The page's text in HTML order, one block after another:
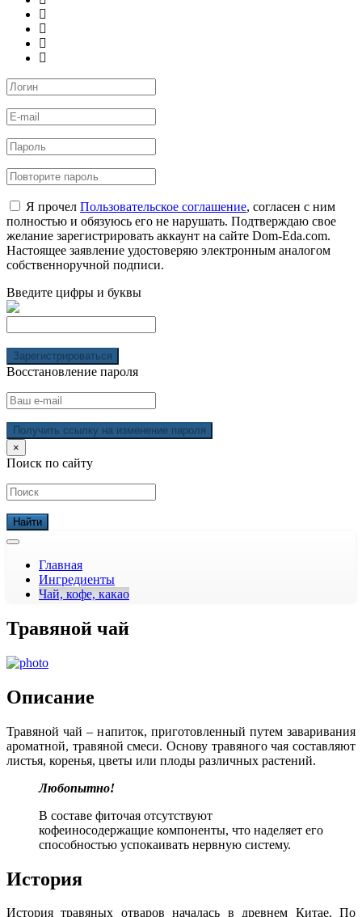
Я прочел Пользовательское соглашение, согласен с ним
полностью и обязуюсь его не нарушать. Подтверждаю свое
желание зарегистрировать аккаунт на сайте Dom-Eda.com.
Настоящее заявление удостоверяю электронным аналогом
собственноручной подписи.
Введите цифры и буквы
Зарегистрироваться
Восстановление пароля
Получить ссылку на изменение пароля
×
Поиск по сайту
Главная
Ингредиенты
Чай, кофе, какао
Травяной чай
Описание
Травяной чай – напиток, приготовленный путем заваривания
ароматной, травяной смеси. Основу травяного чая составляют
листья, коренья, цветы или плоды различных растений.
Любопытно!
В составе фиточая отсутствуют
кофеиносодержащие компоненты, что наделяет его
способностью успокаивать нервную систему.
История
История травяных отваров началась в древнем Китае. По